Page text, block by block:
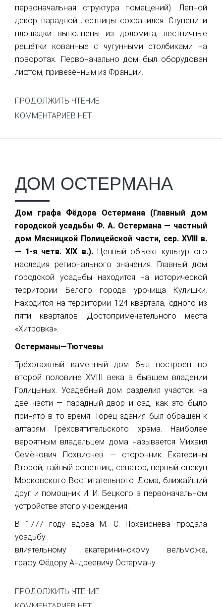
первоначальная структура помещений). Лепной
декор парадной лестницы сохранился. Ступени и
площадки выполнены из доломита, лестничные
решётки кованные с чугунными столбиками на
поворотах. Первоначально дом был оборудован
лифтом, привезённым из Франции.
ПРОДОЛЖИТЬ ЧТЕНИЕ
КОММЕНТАРИЕВ НЕТ
ДОМ ОСТЕРМАНА
Дом графа Фёдора Остермана (Главный дом
городской усадьбы Ф. А. Остермана — частный
дом Мясницкой Полицейской части, сер. XVIII в.
— 1-я четв. XIX в.).Ценный объект культурного
наследия регионального значения. Главный дом
городской усадьбы находится на исторической
территории Белого города урочища Кулишки.
Находится на территории 124 квартала, одного из
пяти кварталов Достопримечательного места
«Хитровка».
Остерманы—Тютчевы
Трёхэтажный каменный дом был построен во
второй половине XVIII века в бывшем владении
Голицыных. Усадебный дом разделил участок на
две части — парадный двор и сад, как это было
принято в то время. Торец здания был обращён к
алтарям Трёхсвятительского храма. Наиболее
вероятным владельцем дома называется Михаил
Семёнович Похвиснев — сторонник Екатерины
Второй, тайный советник,, сенатор, первый опекун
Московского Воспитательного Дома, ближайший
друг и помощник И. И. Бецкого в первоначальном
устройстве этого учреждения.
В 1777 году вдова М. С. Похвиснева продала
усадьбу
влиятельному екатерининскому вельможе,
графу Фёдору Андреевичу Остерману.
ПРОДОЛЖИТЬ ЧТЕНИЕ